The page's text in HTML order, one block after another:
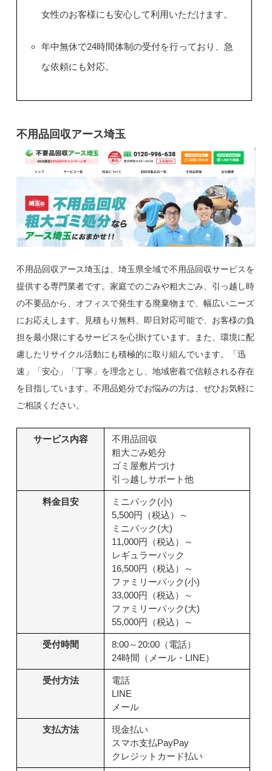
女性のお客様にも安心して利用いただけます。
年中無休で24時間体制の受付を行っており、急
な依頼にも対応。
不用品回収アース埼玉
不用品回収アース埼玉は、埼玉県全域で不用品回収サービスを
提供する専門業者です。家庭でのごみや粗大ごみ、引っ越し時
の不要品から、オフィスで発生する廃棄物まで、幅広いニーズ
にお応えします。見積もり無料、即日対応可能で、お客様の負
担を最小限にするサービスを心掛けています。また、環境に配
慮したリサイクル活動にも積極的に取り組んでいます。「迅
速」「安心」「丁寧」を理念とし、地域密着で信頼される存在
を目指しています。不用品処分でお悩みの方は、ぜひお気軽に
ご相談ください。
サービス内容
不用品回収
粗大ごみ処分
ゴミ屋敷片づけ
引っ越しサポート他
料金目安
ミニパック(小)
5,500円（税込）～
ミニパック(大)
11,000円（税込）～
レギュラーパック
16,500円（税込）～
ファミリーパック(小)
33,000円（税込）～
ファミリーパック(大)
55,000円（税込）～
受付時間
8:00～20:00（電話）
24時間（メール・LINE）
受付方法
電話
LINE
メール
支払方法
現金払い
スマホ支払PayPay
クレジットカード払い